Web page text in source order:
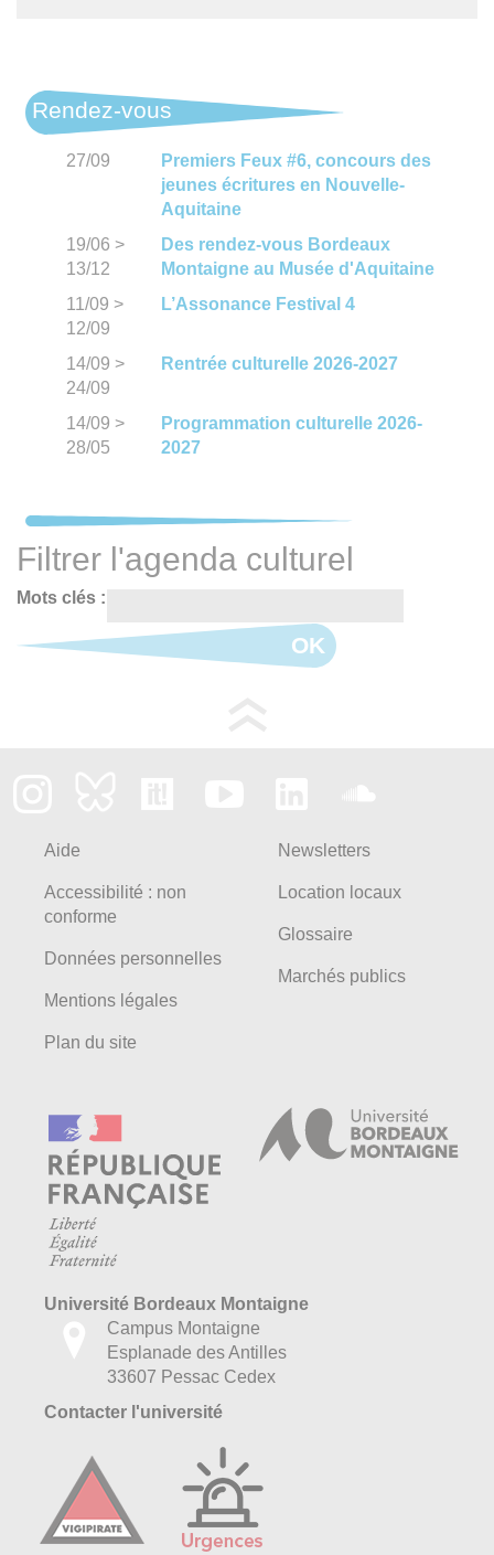
Rendez-vous
27/09
Premiers Feux #6, concours des
jeunes écritures en Nouvelle-
Aquitaine
19/06 >
13/12
Des rendez-vous Bordeaux
Montaigne au Musée d'Aquitaine
11/09 >
12/09
L’Assonance Festival 4
14/09 >
24/09
Rentrée culturelle 2026-2027
14/09 >
28/05
Programmation culturelle 2026-
2027
Filtrer l'agenda culturel
Mots clés :
OK
Aide
Accessibilité : non
conforme
Données personnelles
Mentions légales
Plan du site
Newsletters
Location locaux
Glossaire
Marchés publics
Université Bordeaux Montaigne
Campus Montaigne
Esplanade des Antilles
33607 Pessac Cedex
Contacter l'université